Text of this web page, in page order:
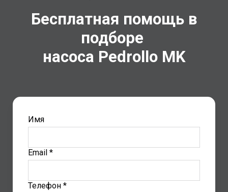
Бесплатная помощь в
подборе
насоса Pedrollo MK
Имя
Email *
Телефон *